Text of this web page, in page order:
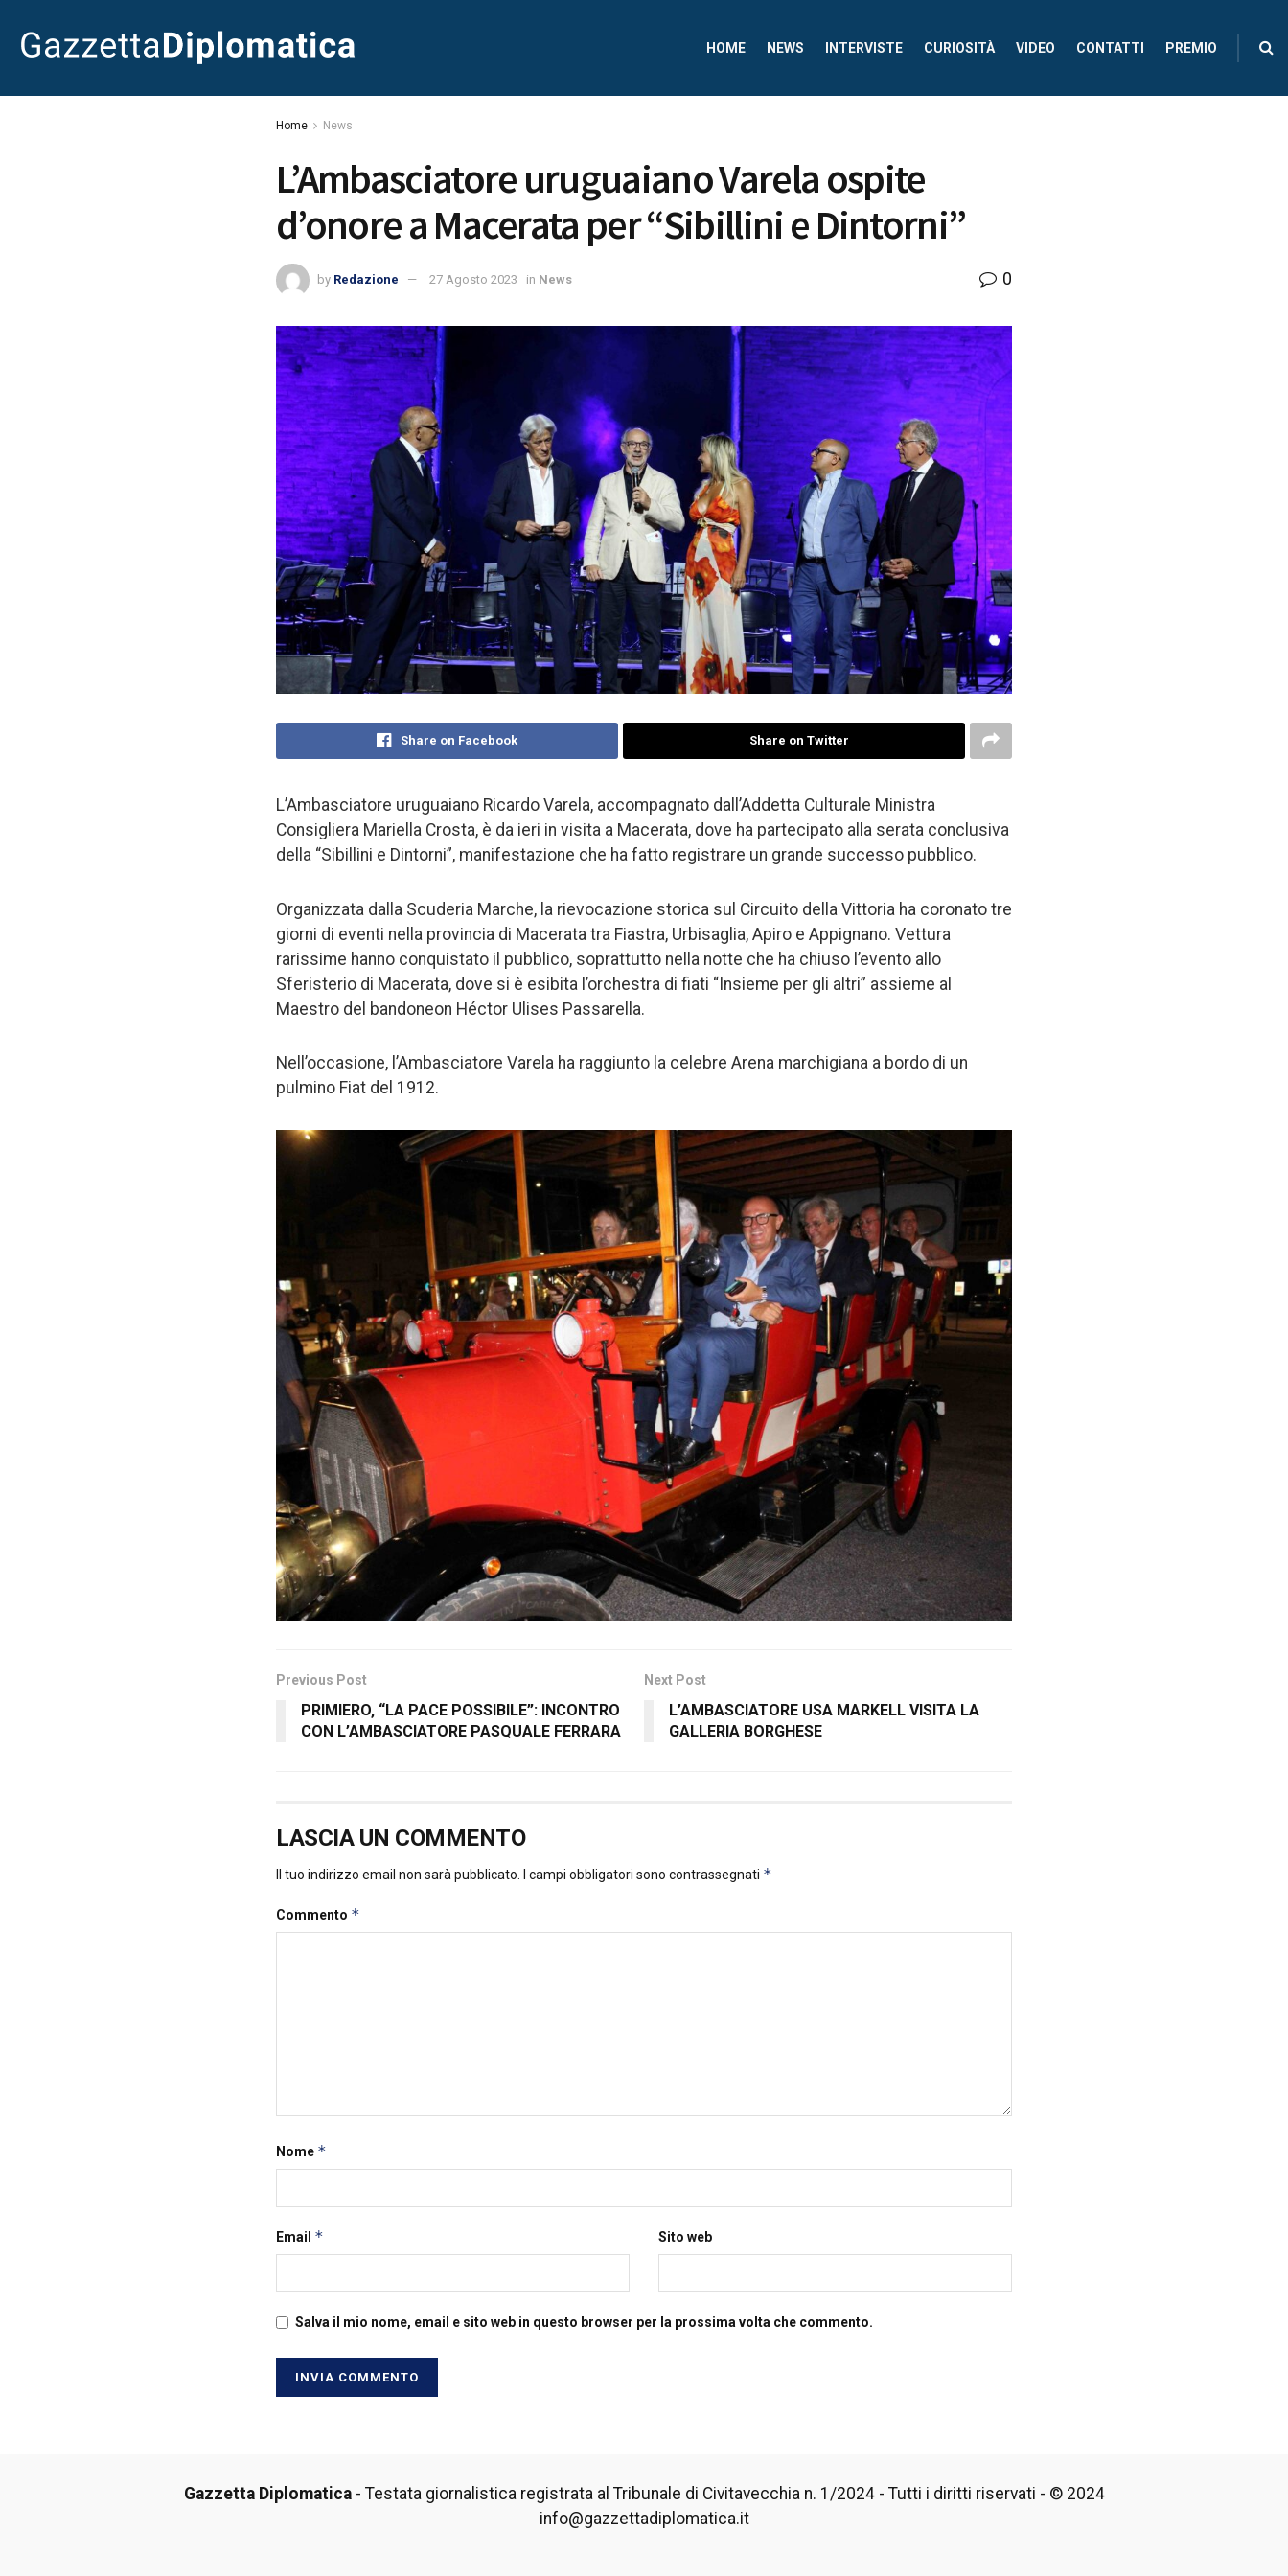
HOME NEWS INTERVISTE CURIOSITÀ VIDEO CONTATTI PREMIO
Home News
L’Ambasciatore uruguaiano Varela ospite
d’onore a Macerata per “Sibillini e Dintorni”
by Redazione 27 Agosto 2023 in News 0
Share on Facebook Share on Twitter
L’Ambasciatore uruguaiano Ricardo Varela, accompagnato dall’Addetta Culturale Ministra
Consigliera Mariella Crosta, è da ieri in visita a Macerata, dove ha partecipato alla serata conclusiva
della “Sibillini e Dintorni”, manifestazione che ha fatto registrare un grande successo pubblico.
Organizzata dalla Scuderia Marche, la rievocazione storica sul Circuito della Vittoria ha coronato tre
giorni di eventi nella provincia di Macerata tra Fiastra, Urbisaglia, Apiro e Appignano. Vettura
rarissime hanno conquistato il pubblico, soprattutto nella notte che ha chiuso l’evento allo
Sferisterio di Macerata, dove si è esibita l’orchestra di fiati “Insieme per gli altri” assieme al
Maestro del bandoneon Héctor Ulises Passarella.
Nell’occasione, l’Ambasciatore Varela ha raggiunto la celebre Arena marchigiana a bordo di un
pulmino Fiat del 1912.
Previous Post
PRIMIERO, “LA PACE POSSIBILE”: INCONTRO
CON L’AMBASCIATORE PASQUALE FERRARA
Next Post
L’AMBASCIATORE USA MARKELL VISITA LA
GALLERIA BORGHESE
LASCIA UN COMMENTO
Il tuo indirizzo email non sarà pubblicato. I campi obbligatori sono contrassegnati *
Commento *
Nome *
Email * Sito web
Salva il mio nome, email e sito web in questo browser per la prossima volta che commento.
Gazzetta Diplomatica- Testata giornalistica registrata al Tribunale di Civitavecchia n. 1/2024 - Tutti i diritti riservati - © 2024
info@gazzettadiplomatica.it